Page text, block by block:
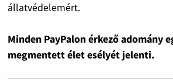
állatvédelemért.
Minden PayPalon érkező adomány
megmentett élet esélyét jelenti.